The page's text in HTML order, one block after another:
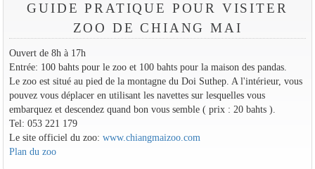
GUIDE PRATIQUE POUR VISITER
ZOO DE CHIANG MAI
Ouvert de 8h à 17h
Entrée: 100 bahts pour le zoo et 100 bahts pour la maison des pandas.
Le zoo est situé au pied de la montagne du Doi Suthep. A l'intérieur, vous
pouvez vous déplacer en utilisant les navettes sur lesquelles vous
embarquez et descendez quand bon vous semble ( prix : 20 bahts ).
Tel: 053 221 179
Le site officiel du zoo: www.chiangmaizoo.com
Plan du zoo